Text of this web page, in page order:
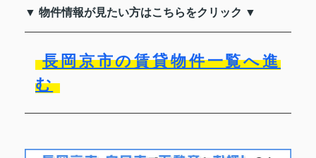
▼ 物件情報が見たい方はこちらをクリック ▼
長岡京市の賃貸物件一覧へ進
む